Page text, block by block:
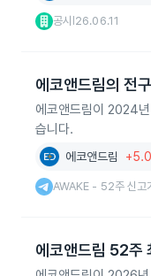
공시 26.06.11
에코앤드림의 전
에코앤드림이 2024
습니다.
에코앤드림
AWAKE - 52주 신고
에코앤드림 52주